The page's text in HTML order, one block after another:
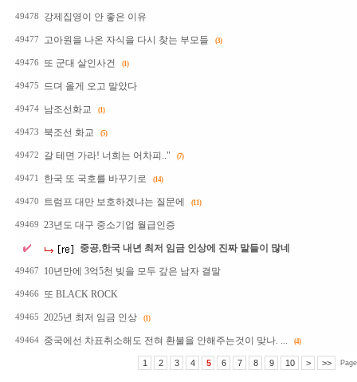
49478 강제집영이 안 좋은 이유
49477 고아원을 나온 자식을 다시 찾는 부모들 (3)
49476 또 군대 살인사건 (1)
49475 드뎌 올게 오고 말았다
49474 남조선화교 (1)
49473 북조선 화교 (5)
49472 갈 테면 가라! 너희는 어차피.." (7)
49471 한국 또 국호를 바꾸기로 (14)
49470 트럼프 대만 보호하겠냐는 질문에 (11)
49469 23년도 대구 중소기업 월급인증
중공,한국 내년 최저 임금 인상에 진짜 말들이 많네
49467 10년만에 3억5천 빚을 모두 갚은 남자 결말
49466 또 BLACK ROCK
49465 2025년 최저 임금 인상 (1)
49464 중국에선 차표취소해도 전혀 환불을 안해주는것이 맞나. ... (4)
1 2 3 4 5 6 7 8 9 10 > >>